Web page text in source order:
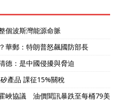
個波斯灣能源命脈
華郵：特朗普怒飆國防部長
：是中國侵擾與脅迫
產品 課征15%關稅
峽協議 油價聞訊暴跌至每桶79美